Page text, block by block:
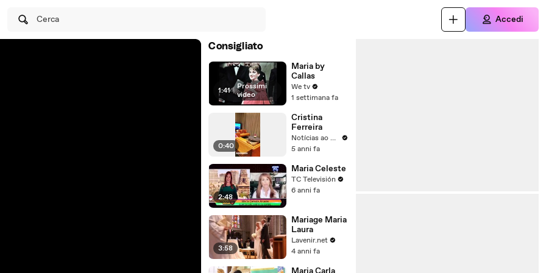
Cerca Accedi
Consigliato
1:41 | Prossimi
video
Maria by
Callas
We tv
1 settimana fa
0:40
Cristina
Ferreira
Notícias ao Minuto
5 anni fa
2:48
Maria Celeste
TC Televisión
6 anni fa
3:58
Mariage Maria
Laura
Lavenir.net
4 anni fa